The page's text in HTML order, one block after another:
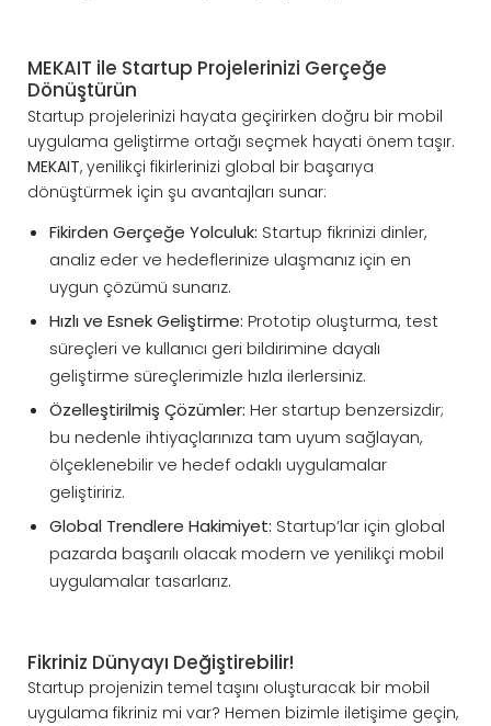
MEKAIT ile Startup Projelerinizi Gerçeğe
Dönüştürün
Startup projelerinizi hayata geçirirken doğru bir mobil
uygulama geliştirme ortağı seçmek hayati önem taşır.
MEKAIT, yenilikçi fikirlerinizi global bir başarıya
dönüştürmek için şu avantajları sunar:
Fikirden Gerçeğe Yolculuk: Startup fikrinizi dinler,
analiz eder ve hedeflerinize ulaşmanız için en
uygun çözümü sunarız.
Hızlı ve Esnek Geliştirme: Prototip oluşturma, test
süreçleri ve kullanıcı geri bildirimine dayalı
geliştirme süreçlerimizle hızla ilerlersiniz.
Özelleştirilmiş Çözümler: Her startup benzersizdir;
bu nedenle ihtiyaçlarınıza tam uyum sağlayan,
ölçeklenebilir ve hedef odaklı uygulamalar
geliştiririz.
Global Trendlere Hakimiyet: Startup’lar için global
pazarda başarılı olacak modern ve yenilikçi mobil
uygulamalar tasarlarız.
Fikriniz Dünyayı Değiştirebilir!
Startup projenizin temel taşını oluşturacak bir mobil
uygulama fikriniz mi var? Hemen bizimle iletişime geçin,